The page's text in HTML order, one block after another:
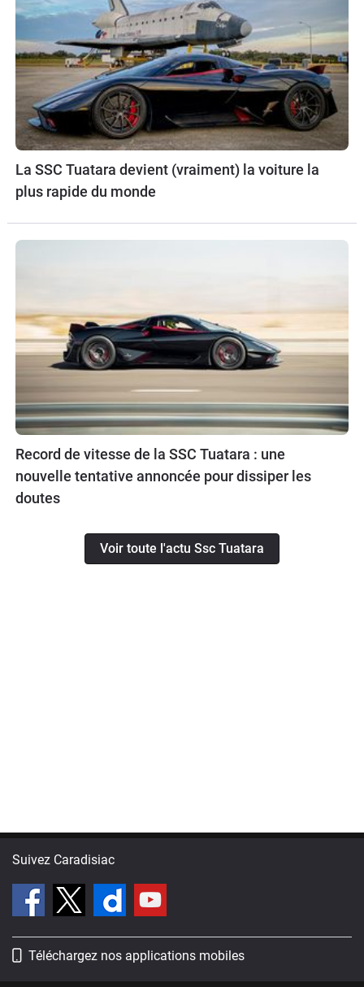
La SSC Tuatara devient (vraiment) la voiture la
plus rapide du monde
Record de vitesse de la SSC Tuatara : une
nouvelle tentative annoncée pour dissiper les
doutes
Voir toute l'actu Ssc Tuatara
Suivez Caradisiac
Téléchargez nos applications mobiles